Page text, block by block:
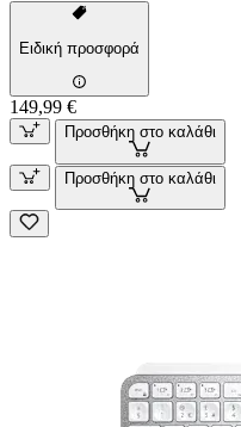
Ειδική προσφορά
149,99 €
Προσθήκη στο καλάθι
Προσθήκη στο καλάθι